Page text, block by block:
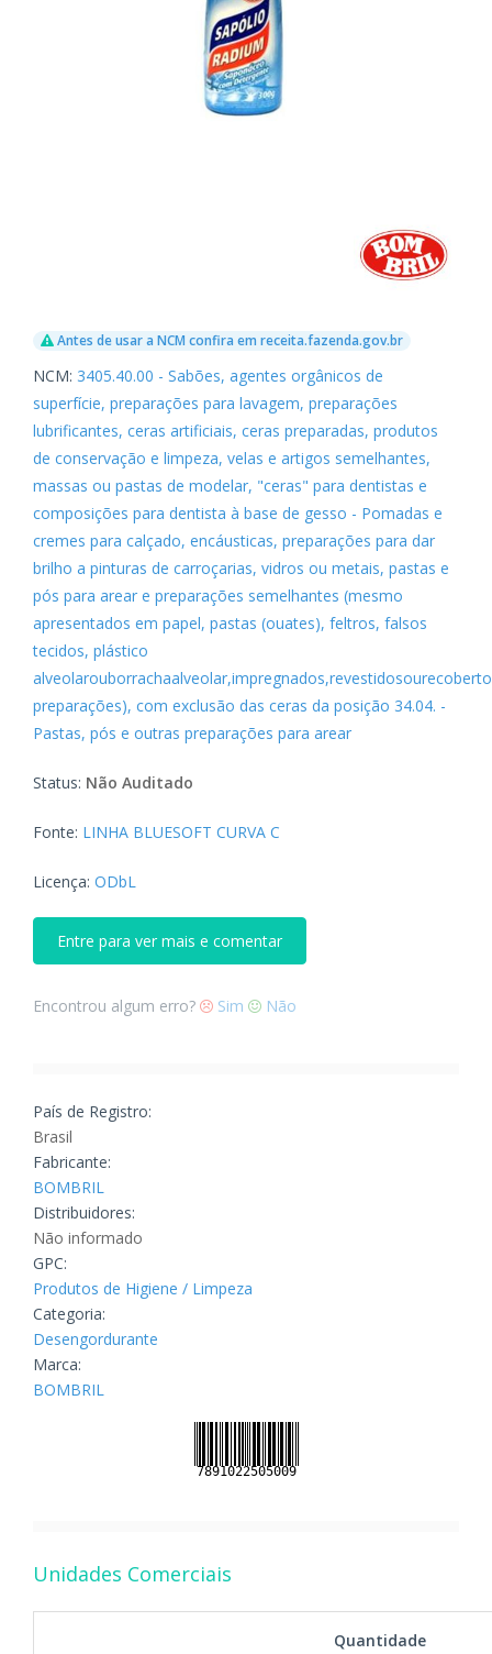
Antes de usar a NCM confira em receita.fazenda.gov.br
NCM: 3405.40.00 - Sabões, agentes orgânicos de
superfície, preparações para lavagem, preparações
lubrificantes, ceras artificiais, ceras preparadas, produtos
de conservação e limpeza, velas e artigos semelhantes,
massas ou pastas de modelar, "ceras" para dentistas e
composições para dentista à base de gesso - Pomadas e
cremes para calçado, encáusticas, preparações para dar
brilho a pinturas de carroçarias, vidros ou metais, pastas e
pós para arear e preparações semelhantes (mesmo
apresentados em papel, pastas (ouates), feltros, falsos
tecidos, plástico
preparações), com exclusão das ceras da posição 34.04. -
Pastas, pós e outras preparações para arear
Status: Não Auditado
Fonte: LINHA BLUESOFT CURVA C
Licença: ODbL
Entre para ver mais e comentar
Encontrou algum erro? Sim Não
País de Registro:
Brasil
Fabricante:
BOMBRIL
Distribuidores:
Não informado
GPC:
Produtos de Higiene / Limpeza
Categoria:
Desengordurante
Marca:
BOMBRIL
Unidades Comerciais
Quantidade